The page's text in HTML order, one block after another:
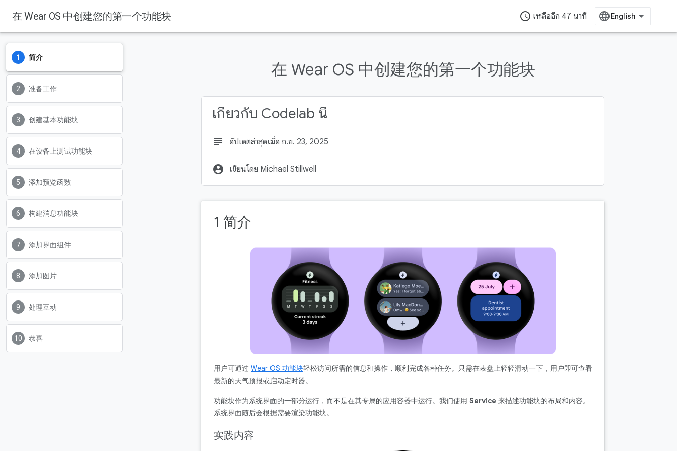
在 Wear OS 中创建您的第一个功能块 access_time เหลืออีก 47 นาที
简介
准备工作
创建基本功能块
在设备上测试功能块
添加预览函数
构建消息功能块
添加界面组件
添加图片
处理互动
恭喜
在 Wear OS 中创建您的第一个功能块
เกี่ยวกับ Codelab นี้
subject อัปเดตล่าสุดเมื่อ ก.ย. 23, 2025
account_circle เขียนโดย Michael Stillwell
1 简介
用户可通过 Wear OS 功能块轻松访问所需的信息和操作，顺利完成各种任务。只需在表盘上轻轻滑动一下，用户即可查看
最新的天气预报或启动定时器。
功能块作为系统界面的一部分运行，而不是在其专属的应用容器中运行。我们使用 Service 来描述功能块的布局和内容。
系统界面随后会根据需要渲染功能块。
实践内容